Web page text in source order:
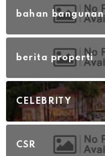
bahan bangunan
berita properti
CELEBRITY
CSR